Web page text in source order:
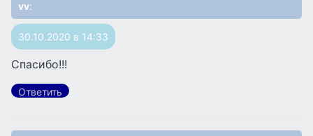
vv:
30.10.2020 в 14:33
Спасибо!!!
Ответить